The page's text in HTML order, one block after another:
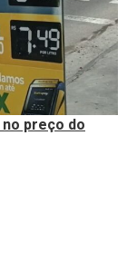
preço do